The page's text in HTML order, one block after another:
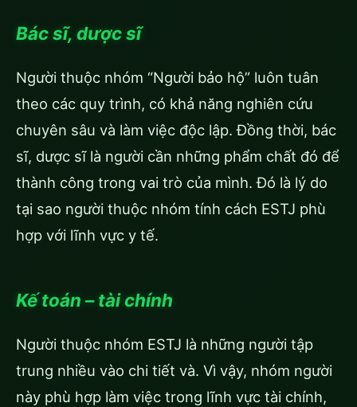
Bác sĩ, dược sĩ
Người thuộc nhóm “Người bảo hộ” luôn tuân
theo các quy trình, có khả năng nghiên cứu
chuyên sâu và làm việc độc lập. Đồng thời, bác
sĩ, dược sĩ là người cần những phẩm chất đó để
thành công trong vai trò của mình. Đó là lý do
tại sao người thuộc nhóm tính cách ESTJ phù
hợp với lĩnh vực y tế.
Kế toán – tài chính
Người thuộc nhóm ESTJ là những người tập
trung nhiều vào chi tiết và. Vì vậy, nhóm người
này phù hợp làm việc trong lĩnh vực tài chính,